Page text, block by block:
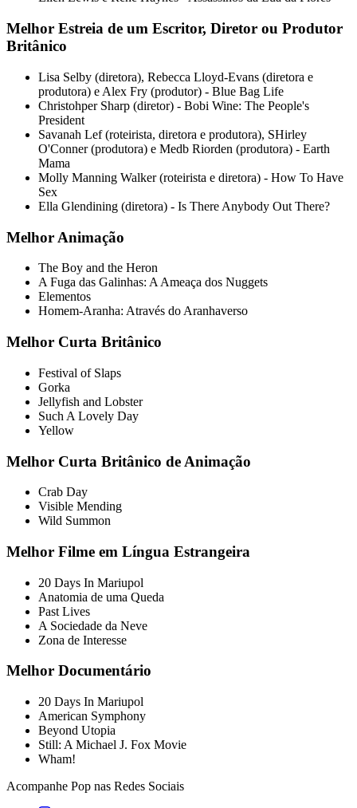
Melhor Estreia de um Escritor, Diretor ou Produtor
Britânico
Lisa Selby (diretora), Rebecca Lloyd-Evans (diretora e
produtora) e Alex Fry (produtor) - Blue Bag Life
Christohper Sharp (diretor) - Bobi Wine: The People's
President
Savanah Lef (roteirista, diretora e produtora), SHirley
O'Conner (produtora) e Medb Riorden (produtora) - Earth
Mama
Molly Manning Walker (roteirista e diretora) - How To Have
Sex
Ella Glendining (diretora) - Is There Anybody Out There?
Melhor Animação
The Boy and the Heron
A Fuga das Galinhas: A Ameaça dos Nuggets
Elementos
Homem-Aranha: Através do Aranhaverso
Melhor Curta Britânico
Festival of Slaps
Gorka
Jellyfish and Lobster
Such A Lovely Day
Yellow
Melhor Curta Britânico de Animação
Crab Day
Visible Mending
Wild Summon
Melhor Filme em Língua Estrangeira
20 Days In Mariupol
Anatomia de uma Queda
Past Lives
A Sociedade da Neve
Zona de Interesse
Melhor Documentário
20 Days In Mariupol
American Symphony
Beyond Utopia
Still: A Michael J. Fox Movie
Wham!
Acompanhe Pop nas Redes Sociais